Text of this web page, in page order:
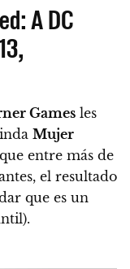
A DC
Games les
Mujer
entre más de
el resultado
que es un